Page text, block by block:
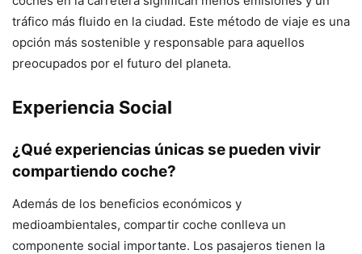
tráfico más fluido en la ciudad. Este método de viaje es una
opción más sostenible y responsable para aquellos
preocupados por el futuro del planeta.
Experiencia Social
¿Qué experiencias únicas se pueden vivir
compartiendo coche?
Además de los beneficios económicos y
medioambientales, compartir coche conlleva un
componente social importante. Los pasajeros tienen la